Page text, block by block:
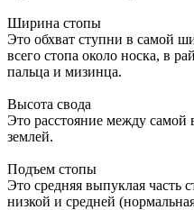
Ширина стопы
Это обхват ступни в самой
всего стопа около носка, в
пальца и мизинца.
Высота свода
Это расстояние между самой
землей.
Подъем стопы
Это средняя выпуклая часть
низкой и средней